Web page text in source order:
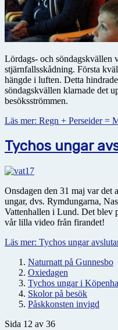
Lördags- och söndagskvällen
stjärnfallsskådning. Första
hängde i luften. Detta
söndagskvällen klarnade det
besöksströmmen.
Läs mer: Regn + Perseider =
Tychos ungar
Onsdagen den 31 maj var
ungar, dvs. Rymdungarna,
Vattenhallen i Lund. Det blev
vår lilla video från firandet!
Läs mer: Tychos ungar
Naturnatt på Gunnesbo
Oxiedagen
Tychos ungar i
Skolor på besök
Påskkonsten invigd
Sida 12 av 36